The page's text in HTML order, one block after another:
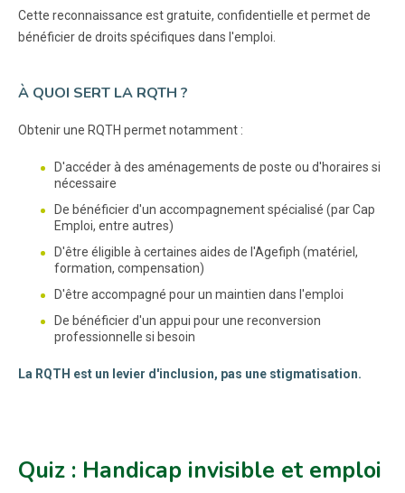
Cette reconnaissance est gratuite, confidentielle et permet de
bénéficier de droits spécifiques dans l'emploi.
À QUOI SERT LA RQTH ?
Obtenir une RQTH permet notamment :
D'accéder à des aménagements de poste ou d'horaires si
nécessaire
De bénéficier d'un accompagnement spécialisé (par Cap
Emploi, entre autres)
D'être éligible à certaines aides de l'Agefiph (matériel,
formation, compensation)
D'être accompagné pour un maintien dans l'emploi
De bénéficier d'un appui pour une reconversion
professionnelle si besoin
La RQTH est un levier d'inclusion, pas une stigmatisation.
Quiz : Handicap invisible et emploi